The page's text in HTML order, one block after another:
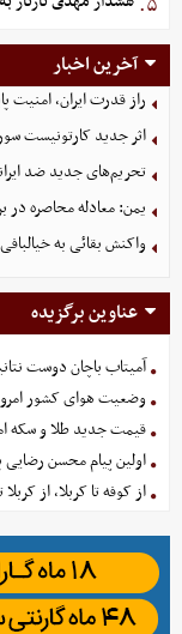
آخرین اخبار
راز قدرت ایران، امنیت
اثر جدید کارتونیست
تحریم‌های جدید ضد
یمن: معادله محاصره در
واکنش بقائی به
عناوین برگزیده
آمیتاب باچان دوست
وضعیت هوای کشور امروز جمعه ۱۶
قیمت جدید طلا و سکه امروز ۱۶ مردادماه
اولین پیام محسن
از کوفه تا کربلا، از